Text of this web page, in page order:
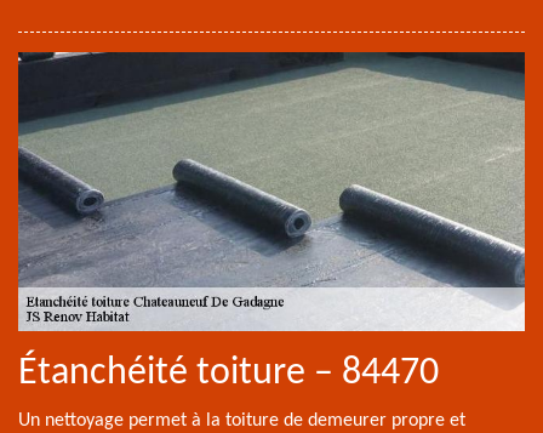
Étanchéité toiture – 84470
Un nettoyage permet à la toiture de demeurer propre et